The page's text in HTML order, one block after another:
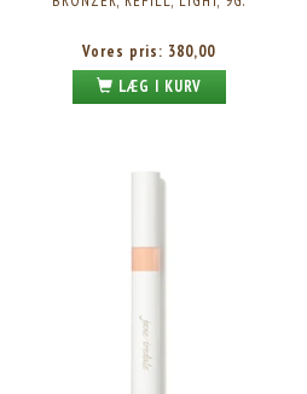
Vores pris: 380,00
LÆG I KURV